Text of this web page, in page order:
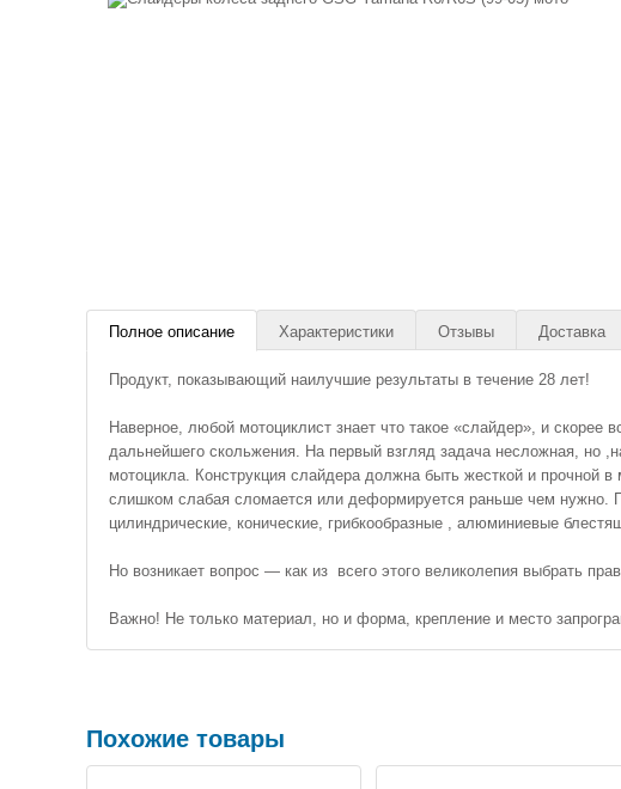
Полное описание Характеристики Отзывы Доставка
Продукт, показывающий наилучшие результаты в течение 28 лет!
Наверное, любой мотоциклист знает что такое «слайдер», и скорее
дальнейшего скольжения. На первый взгляд задача несложная, но
мотоцикла. Конструкция слайдера должна быть жесткой и прочной
слишком слабая сломается или деформируется раньше чем нужно.
цилиндрические, конические, грибкообразные , алюминиевые
Но возникает вопрос — как из всего этого великолепия выбрать
Важно! Не только материал, но и форма, крепление и место
Похожие товары